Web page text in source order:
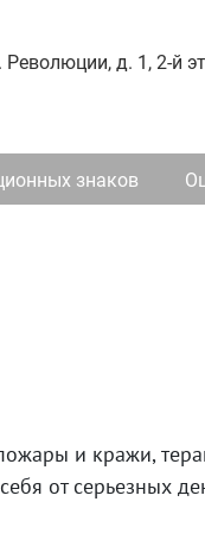
Революции, д. 1, 2-й
знаков
и кражи,
от серьезных